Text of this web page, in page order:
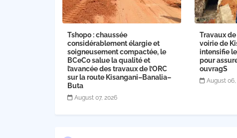
Tshopo : chaussée
considérablement élargie et
soigneusement compactée, le
BCeCo salue la qualité et
l’avancée des travaux de l’ORC
sur la route Kisangani–Banalia–
Buta
August 07, 2026
Travaux
voirie de
intensifie
pour
ouvragS
August 06,